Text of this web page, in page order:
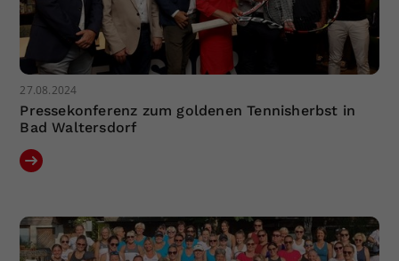
27.08.2024
Pressekonferenz zum goldenen Tennisherbst in
Bad Waltersdorf